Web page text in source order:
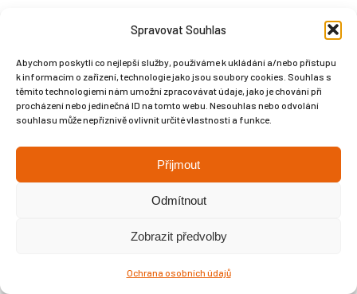
Spravovat Souhlas
Abychom poskytli co nejlepší služby, používáme k ukládání a/nebo přístupu
k informacím o zařízení, technologie jako jsou soubory cookies. Souhlas s
těmito technologiemi nám umožní zpracovávat údaje, jako je chování při
procházení nebo jedinečná ID na tomto webu. Nesouhlas nebo odvolání
souhlasu může nepříznivě ovlivnit určité vlastnosti a funkce.
Přijmout
Odmítnout
Zobrazit předvolby
Ochrana osobních údajů
Copyright © Weiron Dynamics, s.r.o. |Tvorba webových stránek
SEO